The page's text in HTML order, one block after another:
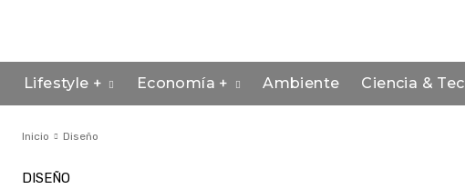
Lifestyle + Economía + Ambiente Ciencia &
Inicio Diseño
DISEÑO